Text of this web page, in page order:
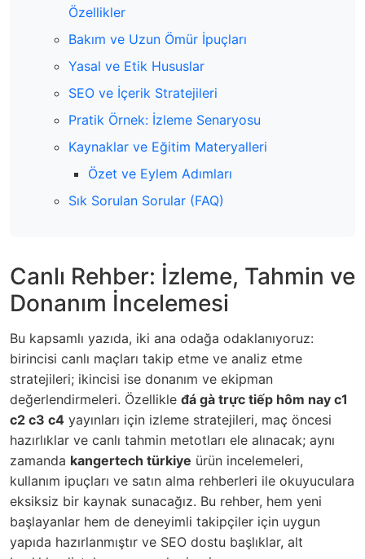
Özellikler
Bakım ve Uzun Ömür İpuçları
Yasal ve Etik Hususlar
SEO ve İçerik Stratejileri
Pratik Örnek: İzleme Senaryosu
Kaynaklar ve Eğitim Materyalleri
Özet ve Eylem Adımları
Sık Sorulan Sorular (FAQ)
Canlı Rehber: İzleme, Tahmin ve
Donanım İncelemesi
Bu kapsamlı yazıda, iki ana odağa odaklanıyoruz:
birincisi canlı maçları takip etme ve analiz etme
stratejileri; ikincisi ise donanım ve ekipman
değerlendirmeleri. Özellikle đá gà trực tiếp hôm nay c1
c2 c3 c4 yayınları için izleme stratejileri, maç öncesi
hazırlıklar ve canlı tahmin metotları ele alınacak; aynı
zamanda kangertech türkiye ürün incelemeleri,
kullanım ipuçları ve satın alma rehberleri ile okuyuculara
eksiksiz bir kaynak sunacağız. Bu rehber, hem yeni
başlayanlar hem de deneyimli takipçiler için uygun
yapıda hazırlanmıştır ve SEO dostu başlıklar, alt